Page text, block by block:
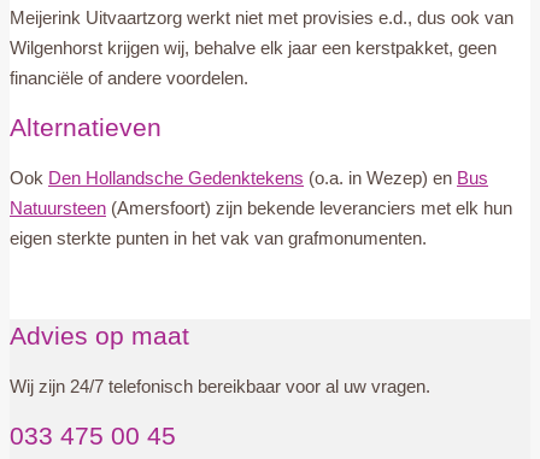
Meijerink Uitvaartzorg werkt niet met provisies e.d., dus ook van
Wilgenhorst krijgen wij, behalve elk jaar een kerstpakket, geen
financiële of andere voordelen.
Alternatieven
Ook Den Hollandsche Gedenktekens (o.a. in Wezep) en Bus
Natuursteen (Amersfoort) zijn bekende leveranciers met elk hun
eigen sterkte punten in het vak van grafmonumenten.
Advies op maat
Wij zijn 24/7 telefonisch bereikbaar voor al uw vragen.
033 475 00 45